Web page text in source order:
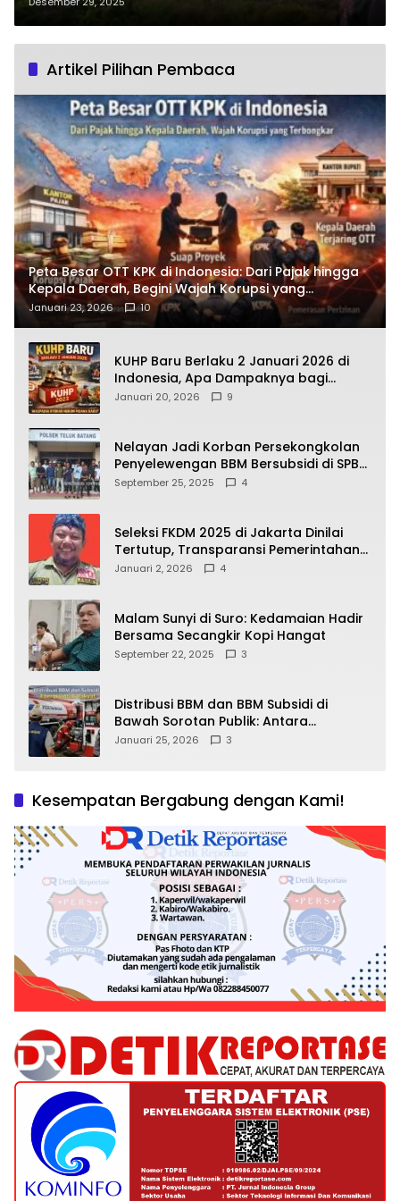
Utara
Artikel Pilihan Pembaca
Peta Besar OTT KPK di Indonesia: Dari Pajak hingga
Kepala Daerah, Begini Wajah Korupsi yang
Terbongkar
Januari 23, 2026 10
KUHP Baru Berlaku 2 Januari 2026 di
Indonesia, Apa Dampaknya bagi
Kehidupan Warga? Ini Aturan Kunci
Januari 20, 2026 9
Nelayan Jadi Korban Persekongkolan
Penyelewengan BBM Bersubsidi di SPBU
64.78809 Teluk Batang
September 25, 2025 4
Seleksi FKDM 2025 di Jakarta Dinilai
Tertutup, Transparansi Pemerintahan
Pramono–Rano Dipertanyakan
Januari 2, 2026 4
Malam Sunyi di Suro: Kedamaian Hadir
Bersama Secangkir Kopi Hangat
September 22, 2025 3
Distribusi BBM dan BBM Subsidi di
Bawah Sorotan Publik: Antara
Kepentingan Negara, Hak Konsumen,
Januari 25, 2026 3
Kesempatan Bergabung dengan Kami!